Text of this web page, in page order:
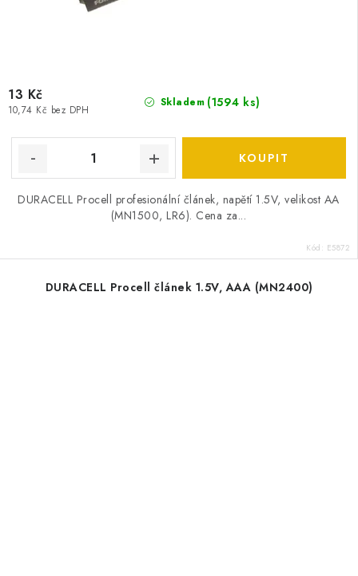
Skladem (1594 ks)
10,74 Kč bez DPH
13 Kč
DURACELL Procell profesionální článek, napětí 1.5V, velikost AA
(MN1500, LR6). Cena za...
Kód: E5872
DURACELL Procell článek 1.5V, AAA (MN2400)